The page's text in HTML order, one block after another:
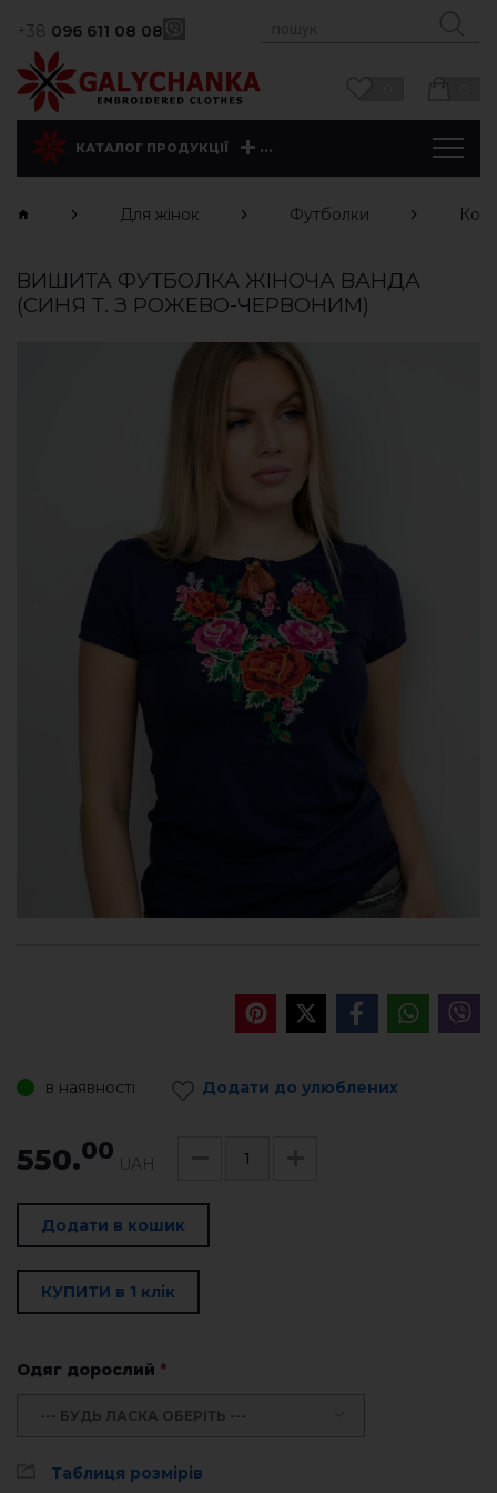
+38 096 611 08 08
КАТАЛОГ ПРОДУКЦІЇ ...
Для жінок Футболки
ВИШИТА ФУТБОЛКА ЖІНОЧА ВАНДА
(СИНЯ Т. З РОЖЕВО-ЧЕРВОНИМ)
в наявності Додати до улюблених
550.00 UAH
Додати в кошик
КУПИТИ в 1 клік
Одяг дорослий *
--- БУДЬ ЛАСКА ОБЕРІТЬ ---
Таблиця розмірів